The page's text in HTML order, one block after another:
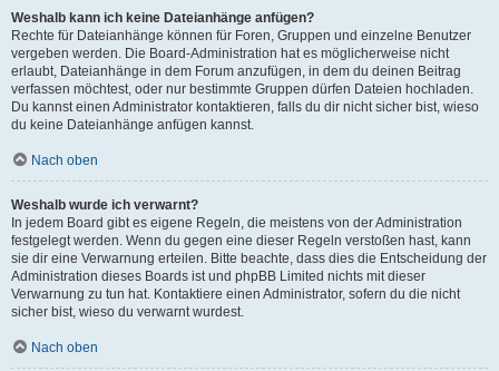
Weshalb kann ich keine Dateianhänge anfügen?
Rechte für Dateianhänge können für Foren, Gruppen und einzelne Benutzer
vergeben werden. Die Board-Administration hat es möglicherweise nicht
erlaubt, Dateianhänge in dem Forum anzufügen, in dem du deinen Beitrag
verfassen möchtest, oder nur bestimmte Gruppen dürfen Dateien hochladen.
Du kannst einen Administrator kontaktieren, falls du dir nicht sicher bist, wieso
du keine Dateianhänge anfügen kannst.
Nach oben
Weshalb wurde ich verwarnt?
In jedem Board gibt es eigene Regeln, die meistens von der Administration
festgelegt werden. Wenn du gegen eine dieser Regeln verstoßen hast, kann
sie dir eine Verwarnung erteilen. Bitte beachte, dass dies die Entscheidung der
Administration dieses Boards ist und phpBB Limited nichts mit dieser
Verwarnung zu tun hat. Kontaktiere einen Administrator, sofern du die nicht
sicher bist, wieso du verwarnt wurdest.
Nach oben